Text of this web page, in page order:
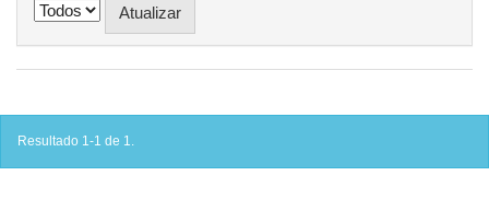
Resultado 1-1 de 1.